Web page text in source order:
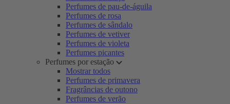
Perfumes de pau-de-águila
Perfumes de rosa
Perfumes de sândalo
Perfumes de vetiver
Perfumes de violeta
Perfumes picantes
Perfumes por estação
Mostrar todos
Perfumes de primavera
Fragrâncias de outono
Perfumes de verão